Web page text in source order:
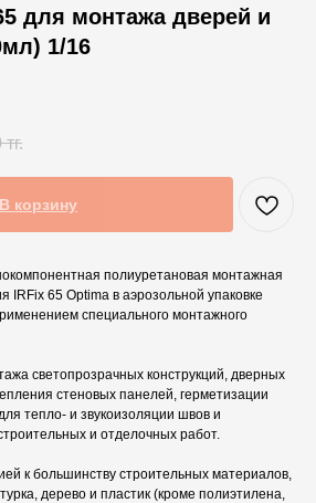
для монтажа дверей и
1/16
тг.
В корзину
полиуретановая монтажная
IRFix 65 Optima в аэрозольной упаковке
специального монтажного
светопрозрачных конструкций, дверных
стеновых панелей, герметизации
тепло- и звукоизоляции швов и
и отделочных работ.
к большинству строительных материалов,
дерево и пластик (кроме полиэтилена,